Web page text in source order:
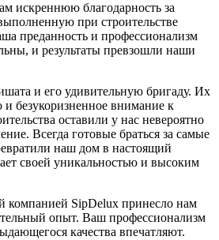
искреннюю благодарность за
при строительстве
преданность и профессионализм
и результаты превзошли наши
и его удивительную бригаду. Их
безукоризненное внимание к
оставили у нас невероятно
Всегда готовые браться за самые
наш дом в настоящий
своей уникальностью и высоким
компанией SipDelux принесло нам
опыт. Ваш профессионализм
качества впечатляют.